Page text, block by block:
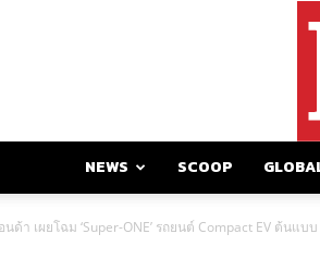
NEWS SCOOP
นด้า เผยโฉม ‘Super-ONE’ รถยนต์ Compact EV ต้นแ